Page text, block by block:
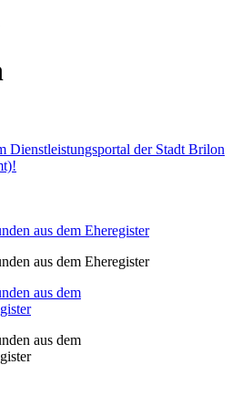
Dienstleistungsportal der Stadt Brilon
aus dem Eheregister
aus dem Eheregister
aus dem
aus dem